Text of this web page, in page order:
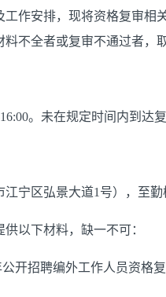
工作安排，现将资格复审
料不全者或复审不通过者，
。未在规定时间内到达
江宁区弘景大道1 号），至勤
以下材料，缺一不可：
公开招聘编外工作人员资格